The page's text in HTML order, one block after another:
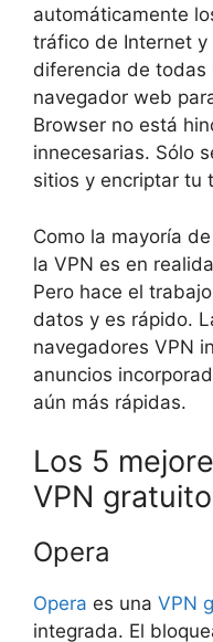
automáticamente
tráfico de Internet y
diferencia de todas
navegador web
Browser no está
innecesarias. Sólo
sitios y encriptar tu
Como la mayoría
la VPN es en
Pero hace el
datos y es rápido.
navegadores VPN
anuncios
aún más rápidas.
Los 5
VPN
Opera
Opera es una VPN
integrada. El